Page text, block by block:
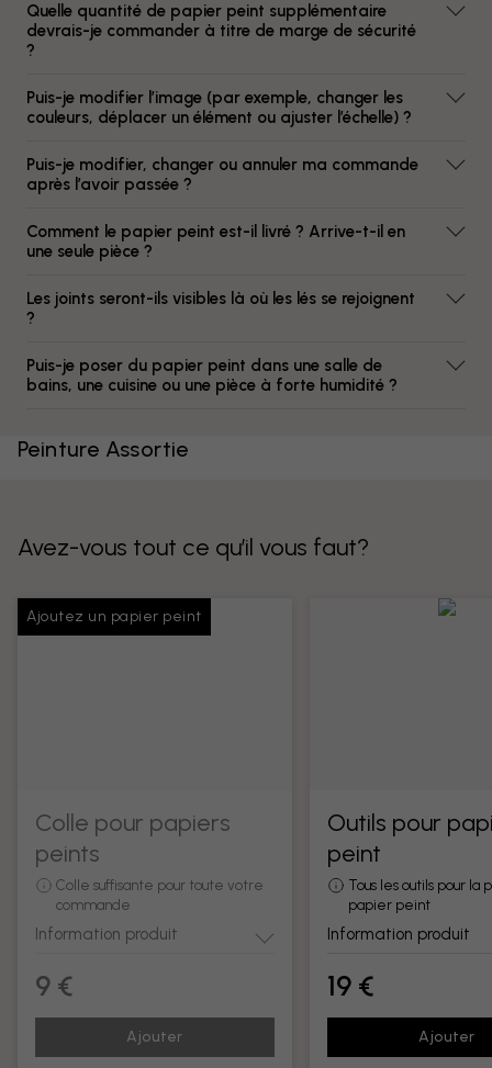
Quelle quantité de papier peint supplémentaire
devrais-je commander à titre de marge de sécurité
?
Puis-je modifier l’image (par exemple, changer les
couleurs, déplacer un élément ou ajuster l’échelle) ?
Puis-je modifier, changer ou annuler ma commande
après l’avoir passée ?
Comment le papier peint est-il livré ? Arrive-t-il en
une seule pièce ?
Les joints seront-ils visibles là où les lés se rejoignent
?
Puis-je poser du papier peint dans une salle de
bains, une cuisine ou une pièce à forte humidité ?
Peinture Assortie
Avez-vous tout ce qu’il vous faut?
Ajoutez un papier peint
Colle pour papiers
peints
Colle suffisante pour toute votre
commande
Information produit
9 €
Ajouter
Outils pour
peint
Tous les outils pour la
papier peint
Information produit
19 €
Ajouter